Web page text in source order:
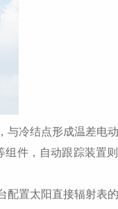
冷结点形成温差电
件，自动跟踪装置
置太阳直接辐射表